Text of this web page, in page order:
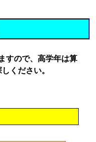
すので、高学年は算
ください。